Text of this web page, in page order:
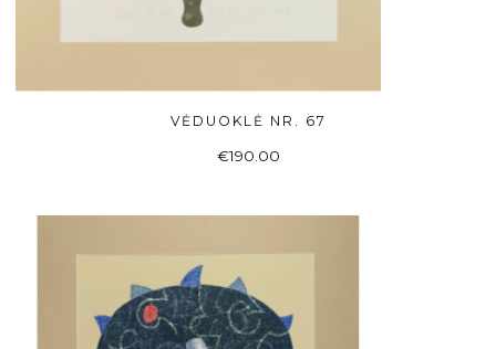
Į KREPŠELĮ
VĖDUOKLĖ NR. 67
€190.00